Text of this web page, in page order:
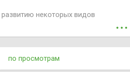
некоторых видов
слизистой рта, а также для
...
по просмотрам